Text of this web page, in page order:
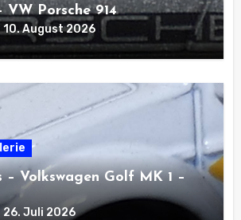
VW Porsche 914
10. August 2026
– Volkswagen Golf MK 1 –
26. Juli 2026